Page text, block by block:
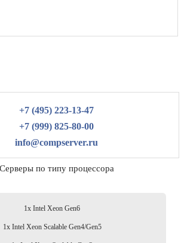
+7 (495) 223-13-47
+7 (999) 825-80-00
info@compserver.ru
Серверы по типу процессора
1x Intel Xeon Gen6
1x Intel Xeon Scalable Gen4/Gen5